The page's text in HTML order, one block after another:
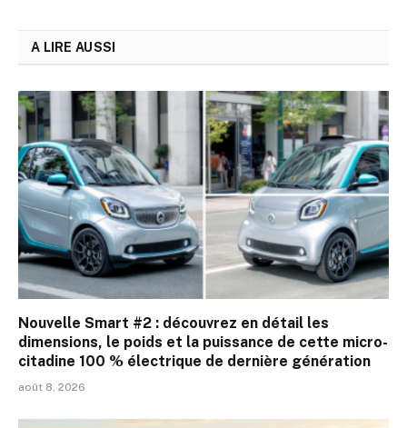
A LIRE AUSSI
Nouvelle Smart #2 : découvrez en détail les
dimensions, le poids et la puissance de cette micro-
citadine 100 % électrique de dernière génération
août 8, 2026